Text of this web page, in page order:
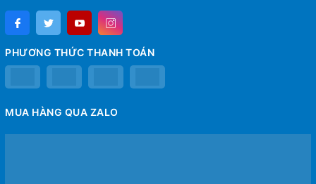
PHƯƠNG THỨC THANH TOÁN
MUA HÀNG QUA ZALO